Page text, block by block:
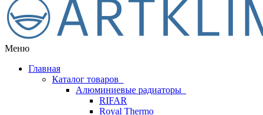
Меню
Главная
Каталог товаров
Алюминиевые радиаторы
RIFAR
Royal Thermo